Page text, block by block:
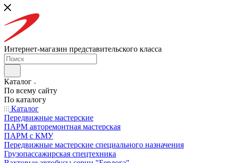
Интернет-магазин представительского класса
Каталог
По всему сайту
По каталогу
Каталог
Передвижные мастерские
ПАРМ авторемонтная мастерская
ПАРМ с КМУ
Передвижные мастерские специального назначения
Грузопассажирская спецтехника